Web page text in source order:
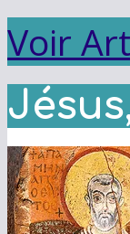
Voir